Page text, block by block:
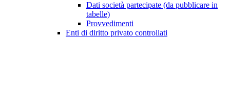
Dati società partecipate (da pubblicare in
tabelle)
Provvedimenti
Enti di diritto privato controllati